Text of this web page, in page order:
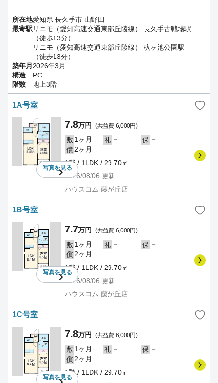
所在地愛知県 長久手市 山野田
最寄駅 リニモ（愛知高速交通東部丘陵線） 長久手古戦場駅
（徒歩13分）
リニモ（愛知高速交通東部丘陵線） 杁ヶ池公園駅
（徒歩13分）
築年月2026年3月
構造
RC
階数
地上3階
1A号室
写真を見る
7.8万円 (共益費 6,000円)
敷 1ヶ月 礼 － 保 －
償 2ヶ月
1階 / 1LDK / 29.70㎡
2026/08/06 更新
ハウスコム 藤が丘店
1B号室
写真を見る
7.7万円 (共益費 6,000円)
敷 1ヶ月 礼 － 保 －
償 2ヶ月
1階 / 1LDK / 29.70㎡
2026/08/06 更新
ハウスコム 藤が丘店
1C号室
写真を見る
7.8万円 (共益費 6,000円)
敷 1ヶ月 礼 － 保 －
償 2ヶ月
1階 / 1LDK / 29.70㎡